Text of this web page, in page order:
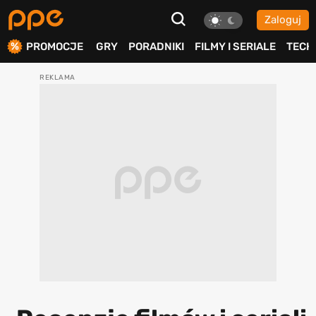
Zaloguj
PROMOCJE GRY PORADNIKI FILMY I SERIALE TECH